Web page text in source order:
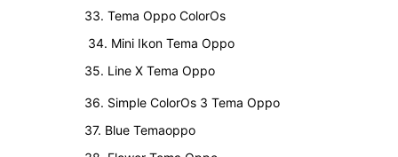
33. Tema Oppo ColorOs
34. Mini Ikon Tema Oppo
35. Line X Tema Oppo
36. Simple ColorOs 3 Tema Oppo
37. Blue Temaoppo